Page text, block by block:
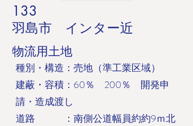
133
羽島市 インター近
​物流用土地
​種別・構造：売地（準工業区域）
建蔽・容積：60％ 200％ 開発申
請・造成渡し
道路 ：南側公道幅員約約9ｍ北